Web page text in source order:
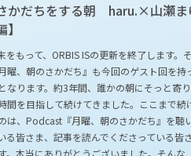
かだちをする朝 haru.×山瀬ま
をもって、ORBIS ISの更新を終了します。
曜、朝のさかだち』も今回のゲスト回を持
なります。約3年間、誰かの朝にそっと寄
間を目指して続けてきました。ここまで続
は、Podcast『月曜、朝のさかだち』を聴
る皆さま、記事を読んでくださっている皆
。本当にありがとうございました。そんな